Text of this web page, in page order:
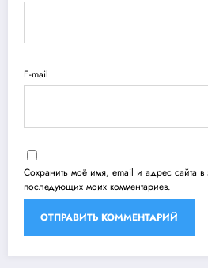
E-mail
Сохранить моё имя, email и адрес сайта в
последующих моих комментариев.